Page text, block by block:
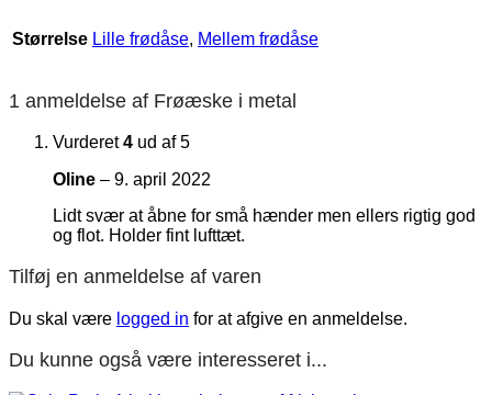
Størrelse Lille frødåse Mellem frødåse
1 anmeldelse af Frøæske i metal
Vurderet 4 ud af 5
Oline
9. april 2022
Lidt svær at åbne for små hænder men ellers rigtig god
og flot. Holder fint lufttæt.
Tilføj en anmeldelse af varen
Du skal være logged in for at afgive en anmeldelse.
Du kunne også være interesseret i...